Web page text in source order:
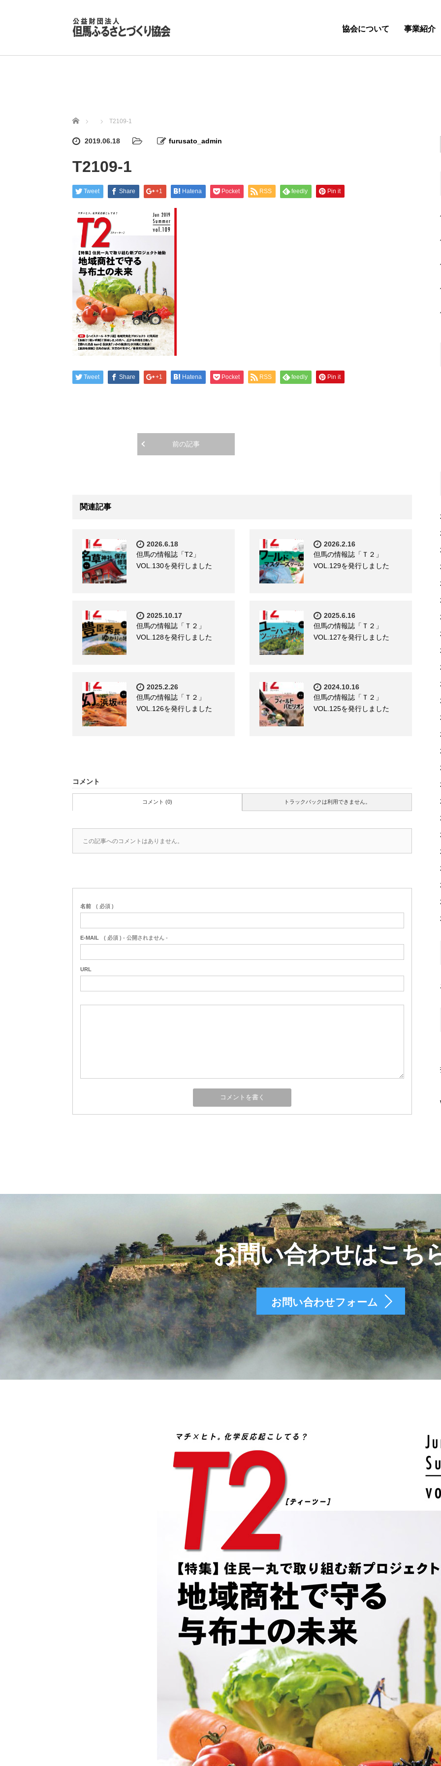
協会について 事業紹介
ホーム T2109-1
2019.06.18 furusato_admin
T2109-1
Tweet Share +1 Hatena Pocket RSS feedly Pin it
Tweet Share +1 Hatena Pocket RSS feedly Pin it
前の記事
関連記事
2026.6.18
但馬の情報誌「T2」
VOL.130を発行しました
2026.2.16
但馬の情報誌「Ｔ２」
VOL.129を発行しました
2025.10.17
但馬の情報誌「Ｔ２」
VOL.128を発行しました
2025.6.16
但馬の情報誌「Ｔ２」
VOL.127を発行しました
2025.2.26
但馬の情報誌「Ｔ２」
VOL.126を発行しました
2024.10.16
但馬の情報誌「Ｔ２」
VOL.125を発行しました
コメント
コメント (0) トラックバックは利用できません。
この記事へのコメントはありません。
名前 ( 必須 )
E-MAIL ( 必須 ) - 公開されません -
URL
お問い合わせはこち
お問い合わせフォーム